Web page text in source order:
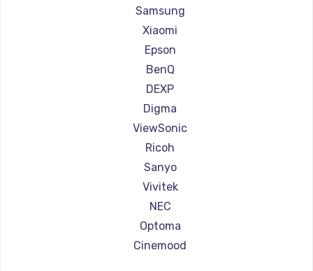
Ремонт проекторов Casio
Ремонт проекторов Hiper
Ремонт проекторов HITACHI
Ремонт проекторов Panasonic
Ремонт проекторов Hisense
Samsung
Xiaomi
Epson
BenQ
DEXP
Digma
ViewSonic
Ricoh
Sanyo
Vivitek
NEC
Optoma
Cinemood